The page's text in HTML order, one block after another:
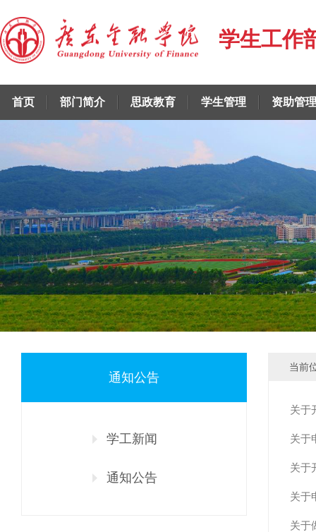
学生工作
首页 部门简介 思政教育 学生管理 资助管理
通知公告
学工新闻
通知公告
当前
关于
关于
关于
关于
关于